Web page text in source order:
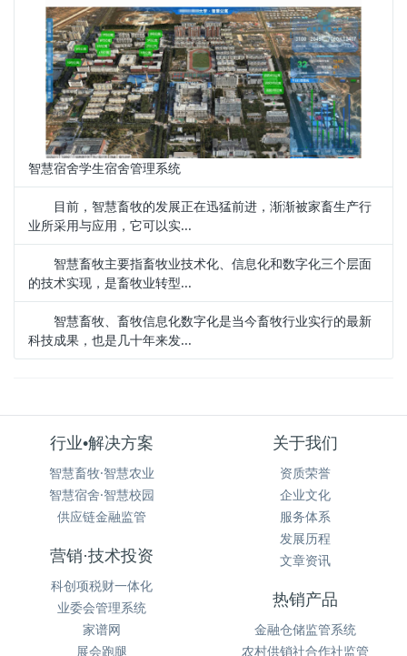
智慧宿舍学生宿舍管理系统
目前，智慧畜牧的发展正在迅猛前进，渐渐被家畜生产行
业所采用与应用，它可以实...
智慧畜牧主要指畜牧业技术化、信息化和数字化三个层面
的技术实现，是畜牧业转型...
智慧畜牧、畜牧信息化数字化是当今畜牧行业实行的最新
科技成果，也是几十年来发...
行业•解决方案
智慧畜牧·智慧农业
智慧宿舍·智慧校园
供应链金融监管
关于我们
资质荣誉
企业文化
服务体系
发展历程
文章资讯
营销·技术投资
科创项税财一体化
业委会管理系统
家谱网
展会跑腿
热销产品
金融仓储监管系统
农村供销社合作社监管